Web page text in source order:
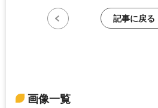
記事に戻る
画像一覧